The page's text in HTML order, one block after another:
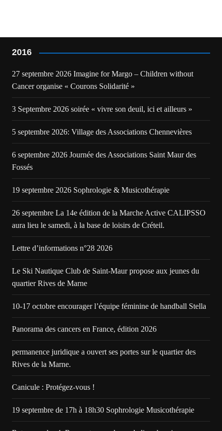
2016
27 septembre 2026 Imagine for Margo – Children without
Cancer organise « Courons Solidarité »
3 Septembre 2026 soirée « vivre son deuil, ici et ailleurs »
5 septembre 2026: Village des Associations Chennevières
6 septembre 2026 Journée des Associations Saint Maur des
Fossés
19 septembre 2026 Sophrologie & Musicothérapie
26 septembre La 14e édition de la Marche Active CALIPSSO
aura lieu le samedi, à la base de loisirs de Créteil.
Lettre d’informations n°28 2026
Le Ski Nautique Club de Saint-Maur propose aux jeunes du
quartier Rives de Marne
10-17 octobre encourager l’équipe féminine de handball Stella
Panorama des cancers en France, édition 2026
permanence juridique a ouvert ses portes sur le quartier des
Rives de la Marne.
Canicule : Protégez-vous !
19 septembre de 17h à 18h30 Sophrologie Musicothérapie